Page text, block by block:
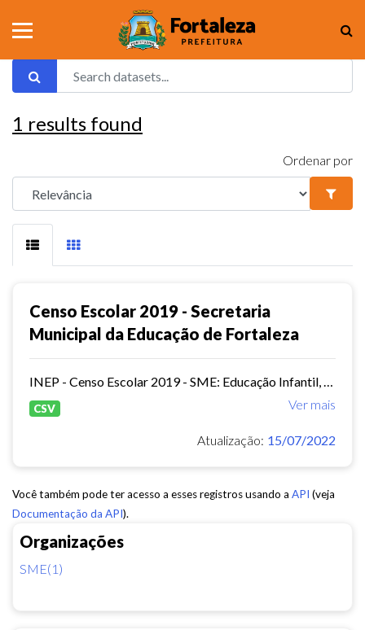
Organizações
SME(1)
1 results found
Ordenar por
Censo Escolar 2019 - Secretaria
Municipal da Educação de Fortaleza
Ver mais
CSV
Atualização: 15/07/2022
Você também pode ter acesso a esses registros usando a API (veja
Documentação da API).